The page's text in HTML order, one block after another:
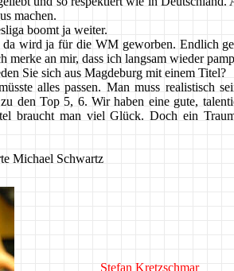
machen.
boomt ja weiter.
wird ja für die WM geworben. Endlich
merke an mir, dass ich langsam wieder
Sie sich aus Magdeburg mit einem Titel?
alles passen. Man muss realistisch
den Top 5, 6. Wir haben eine gute,
braucht man viel Glück. Doch ein
Michael Schwartz
Stefan Kretzschmar